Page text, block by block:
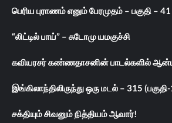
பெரிய புராணம் எனும் பேரமுதம் – பகுதி – 41
“லிட்டில் பாய்” – சுடோமு யமகுச்சி
கவியரசர் கண்ணதாசனின் பாடல்களில்
இங்கிலாந்திலிருந்து ஒரு மடல் – 315
சக்தியும் சிவனும் நித்தியம் ஆவார்!